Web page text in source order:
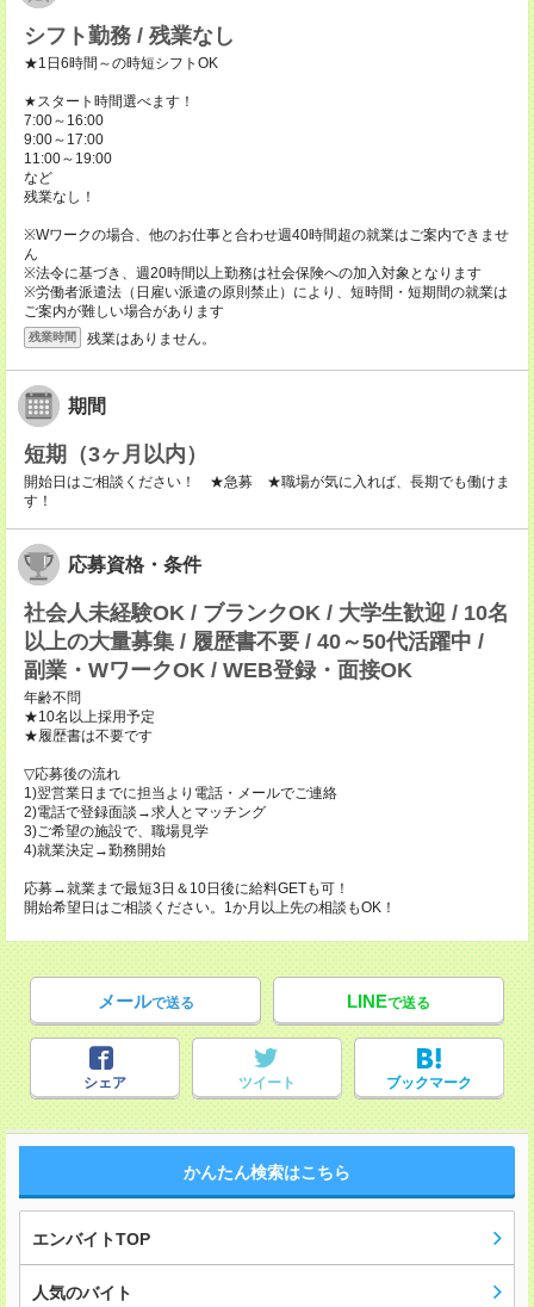
シフト勤務 / 残業なし
★1日6時間～の時短シフトOK
★スタート時間選べます！
7:00～16:00
9:00～17:00
11:00～19:00
など
残業なし！
※Wワークの場合、他のお仕事と合わせ週40時間超の就業はご案内できませ
ん
※法令に基づき、週20時間以上勤務は社会保険への加入対象となります
※労働者派遣法（日雇い派遣の原則禁止）により、短時間・短期間の就業は
ご案内が難しい場合があります
残業時間 残業はありません。
期間
短期（3ヶ月以内）
開始日はご相談ください！ ★急募 ★職場が気に入れば、長期でも働けま
す！
応募資格・条件
社会人未経験OK / ブランクOK / 大学生歓迎 / 10名
以上の大量募集 / 履歴書不要 / 40～50代活躍中 /
副業・WワークOK / WEB登録・面接OK
年齢不問
★10名以上採用予定
★履歴書は不要です
▽応募後の流れ
1)翌営業日までに担当より電話・メールでご連絡
2)電話で登録面談→求人とマッチング
3)ご希望の施設で、職場見学
4)就業決定→勤務開始
応募→就業まで最短3日＆10日後に給料GETも可！
開始希望日はご相談ください。1か月以上先の相談もOK！
メールで送る LINEで送る
シェア ツイート ブックマーク
かんたん検索はこちら
エンバイトTOP
人気のバイト